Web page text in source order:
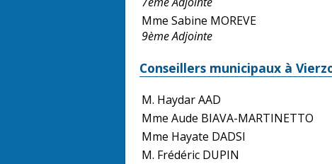
Mme Sabine MOREVE
9ème Adjointe
Conseillers municipaux à
M. Haydar AAD
Mme Aude BIAVA-MARTINETTO
Mme Hayate DADSI
M. Frédéric DUPIN